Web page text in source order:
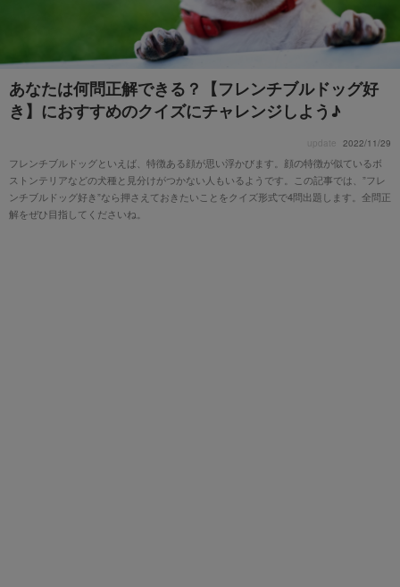
あなたは何問正解できる？【フレンチブルドッグ好
き】におすすめのクイズにチャレンジしよう♪
update 2022/11/29
フレンチブルドッグといえば、特徴ある顔が思い浮かびます。顔の特徴が似ているボ
ストンテリアなどの犬種と見分けがつかない人もいるようです。この記事では、”フレ
ンチブルドッグ好き”なら押さえておきたいことをクイズ形式で4問出題します。全問正
解をぜひ目指してくださいね。